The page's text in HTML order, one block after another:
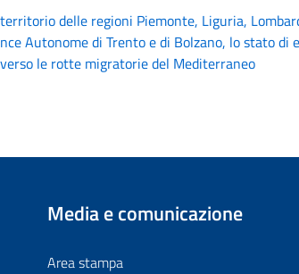
delle regioni Piemonte, Liguria,
Autonome di Trento e di Bolzano, lo stato di
le rotte migratorie del Mediterraneo
Media e comunicazione
Area stampa